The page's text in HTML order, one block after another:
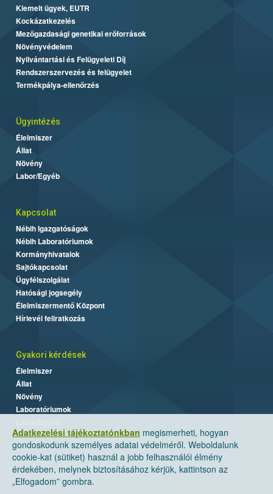
Adatkezelési tájékoztatónkban megismerheti, hogyan
gondoskodunk személyes adatai védelméről. Weboldalunk
cookie-kat (sütiket) használ a jobb felhasználói élmény
érdekében, melynek biztosításához kérjük, kattintson az
„Elfogadom” gombra.
Kiemelt ügyek, EUTR
Kockázatkezelés
Mezőgazdasági genetikai erőforrások
Növényvédelem
Nyilvántartási és Felügyeleti Díj
Rendszerszervezés és felügyelet
Termékpálya-ellenőrzés
Ügyintézés
Élelmiszer
Állat
Növény
Labor/Egyéb
Kapcsolat
Nébih Igazgatóságok
Nébih Laboratóriumok
Kormányhivatalok
Sajtókapcsolat
Ügyfélszolgálat
Hatósági jogsegély
Élelmiszermentő Központ
Hírlevél feliratkozás
Gyakori kérdések
Élelmiszer
Állat
Növény
Laboratóriumok